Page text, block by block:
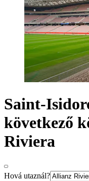
Saint-
következő
Riviera
Hová utaznál?